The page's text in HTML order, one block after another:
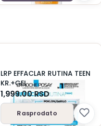
LRP EFFACLAR RUTINA TEEN
KR.+GEL
1,999.00RSD
Rasprodato